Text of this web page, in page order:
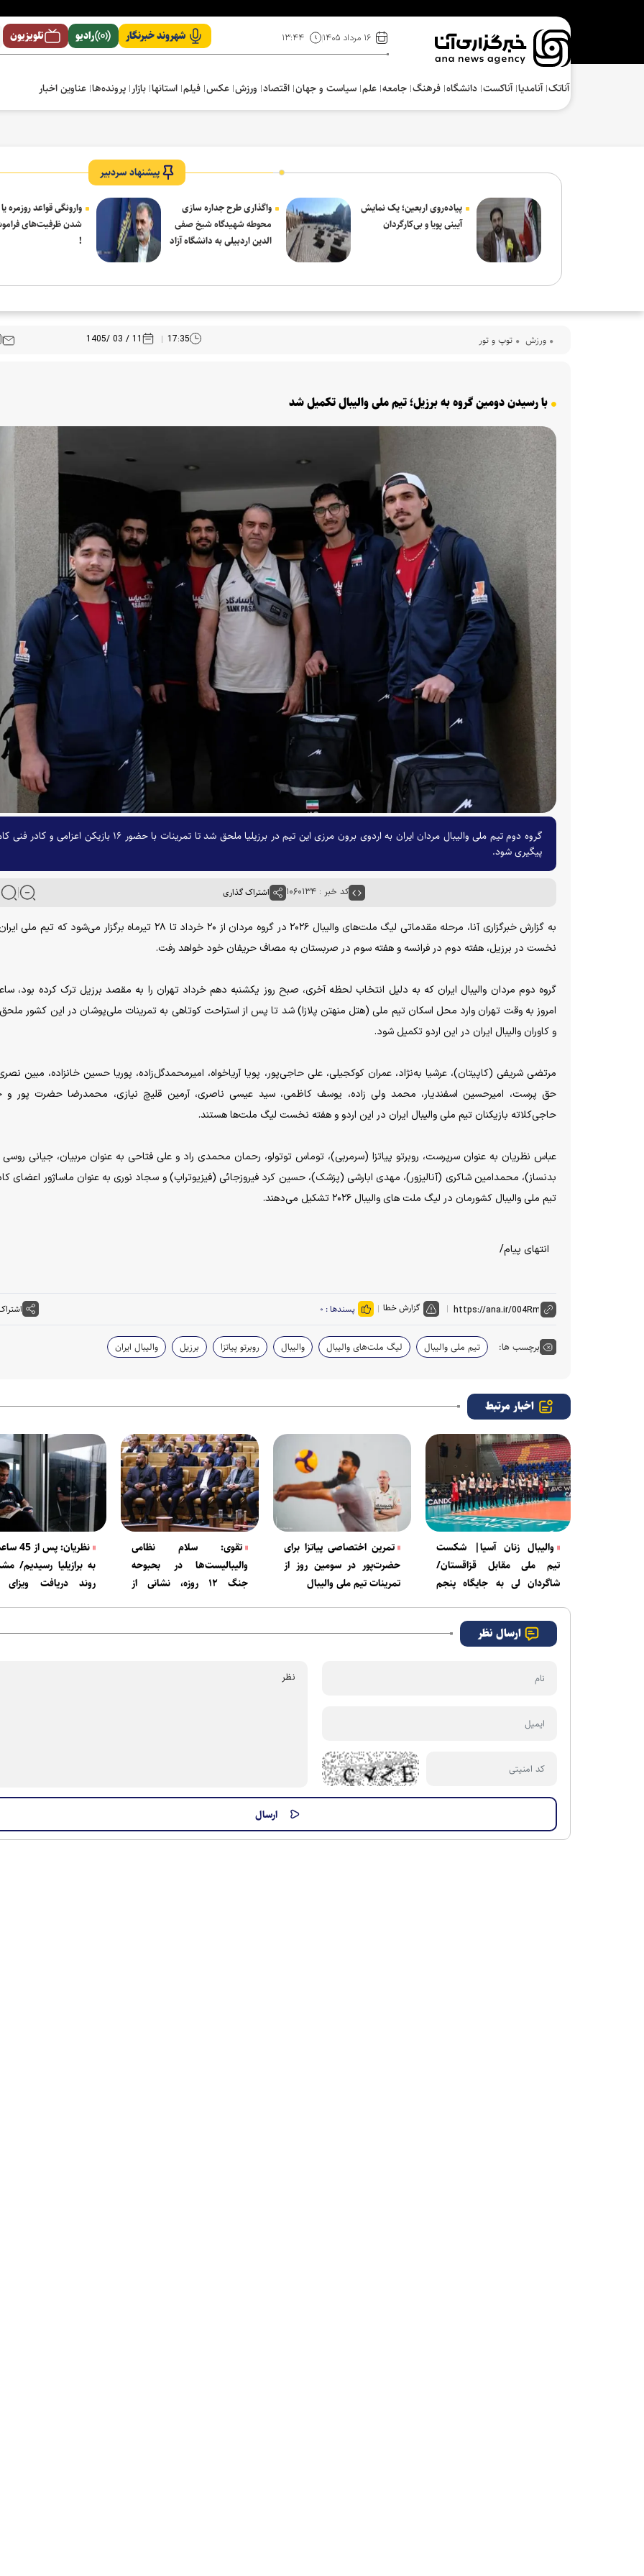
۱۶ مرداد ۱۴۰۵ ۱۳:۴۴ شهروند خبرنگار رادیو تلویزیون
آناتک آنامدیا آناکست دانشگاه فرهنگ‌ جامعه علم سیاست و جهان اقتصاد ورزش عکس فیلم استانها بازار پرونده‌ها عناوین اخبار
پیشنهاد سردبیر
پیاده‌روی اربعین؛ یک نمایش
آیینی پویا و بی‌کارگردان
واگذاری طرح جداره سازی
محوطه شهیدگاه شیخ صفی
الدین اردبیلی به دانشگاه آزاد
وارونگی قواعد روزمره
شدن ظرفیت‌های
!
ورزش توپ و تور 17:35
11 / 03 /1405
با رسیدن دومین گروه به برزیل؛ تیم ملی والیبال تکمیل شد
گروه دوم تیم ملی والیبال مردان ایران به اردوی برون مرزی این تیم در برزیلیا ملحق شد تا تمرینات با حضور ۱۶ بازیکن اعزامی
پیگیری شود.
کد خبر : ۱۰۶۰۱۳۴ اشتراک گذاری
به گزارش خبرگزاری آنا، مرحله مقدماتی لیگ ملت‌های والیبال ۲۰۲۶ در گروه مردان از ۲۰ خرداد تا ۲۸ تیرماه برگزار می‌شود
نخست در برزیل، هفته دوم در فرانسه و هفته سوم در صربستان به مصاف حریفان خود خواهد رفت.
امروز به وقت تهران وارد محل اسکان تیم ملی (هتل منهتن پلازا) شد تا پس از استراحت کوتاهی به تمرینات ملی‌پوشان در این کشور
و کاوران والیبال ایران در این اردو تکمیل شود.
مرتضی شریفی (کاپیتان)، عرشیا به‌نژاد، عمران کوکجیلی، علی حاجی‌پور، پویا آریاخواه، امیرمحمدگل‌زاده، پوریا حسین خانزاده، مبین
حق پرست، امیرحسین اسفندیار، محمد ولی زاده، یوسف کاظمی، سید عیسی ناصری، آرمین قلیچ نیازی، محمدرضا حضرت پور
حاجی‌کلاته بازیکنان تیم ملی والیبال ایران در این اردو و هفته نخست لیگ ملت‌ها هستند.
عباس نظریان به عنوان سرپرست، روبرتو پیاتزا (سرمربی)، توماس توتولو، رحمان محمدی راد ‌و علی فتاحی به عنوان مربیان، جیانی
بدنساز)، محمدامین شاکری (آنالیزور)، مهدی ابارشی (پزشک)، حسین کرد فیروزجائی (فیزیوتراپ) و سجاد نوری به عنوان ماساژور اعضای
تیم ملی والیبال کشورمان در لیگ ملت های والیبال ۲۰۲۶ تشکیل می‌دهند.
انتهای پیام/
گزارش خطا پسندها : ۰
برچسب ها: تیم ملی والیبال لیگ ملت‌های والیبال والیبال روبرتو پیاتزا برزیل والیبال ایران
اخبار مرتبط
والیبال زنان آسیا| شکست
تیم ملی مقابل قزاقستان/
شاگردان لی به جایگاه پنجم
تمرین اختصاصی پیاتزا برای
حضرت‌پور در سومین روز از
تمرینات تیم ملی والیبال
تقوی: سلام نظامی
والیبالیست‌ها در بحبوحه
جنگ ۱۲ روزه، نشانی از
نظریان:
به برازیلیا رسیدیم/
روند دریافت ویزای
ارسال نظر